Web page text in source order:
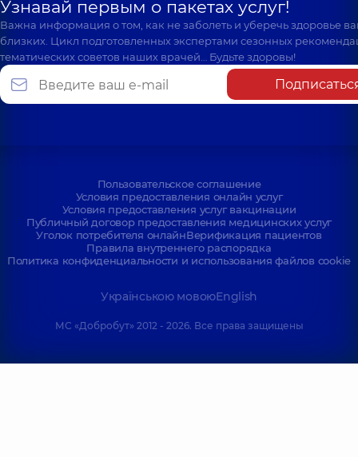
Узнавай первым о пакетах услуг!
Важна информация о том, как не заболеть и уберечь здоровье
близких. Цикл подготовленных экспертами сезонных
тематических советов наших врачей… Будьте здоровы!
Пользовательское соглашение
Условия предоставления онлайн услуг
Условия предоставления услуг вакцинации
Публичный договор предоставления медицинских услуг
Уголок потребителя онлайнВерификация пациентов
Правила внутреннего распорядка
Политика конфиденциальности и использования файлов cookie
Українською мовоюEnglish
МС «Добробут» 2012 - 2026. Все права защищены